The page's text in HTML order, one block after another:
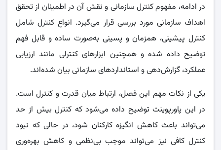
در ادامه، مفهوم کنترل سازمانی و نقش آن در اطمینان از تحقق
اهداف سازمانی مورد بررسی قرار می‌گیرد. انواع کنترل شامل
کنترل پیشینی، همزمان و پسینی به‌صورت ساده و قابل فهم
توضیح داده شده و همچنین ابزارهای کنترلی مانند ارزیابی
عملکرد، گزارش‌دهی و استانداردهای سازمانی بیان شده‌اند.
یکی از نکات مهم این فصل، ارتباط میان قدرت و کنترل است.
در این پاورپوینت توضیح داده می‌شود که کنترل بیش از حد
می‌تواند باعث کاهش انگیزه کارکنان شود، در حالی که نبود
کنترل کافی نیز می‌تواند موجب بی‌نظمی و کاهش بهره‌وری